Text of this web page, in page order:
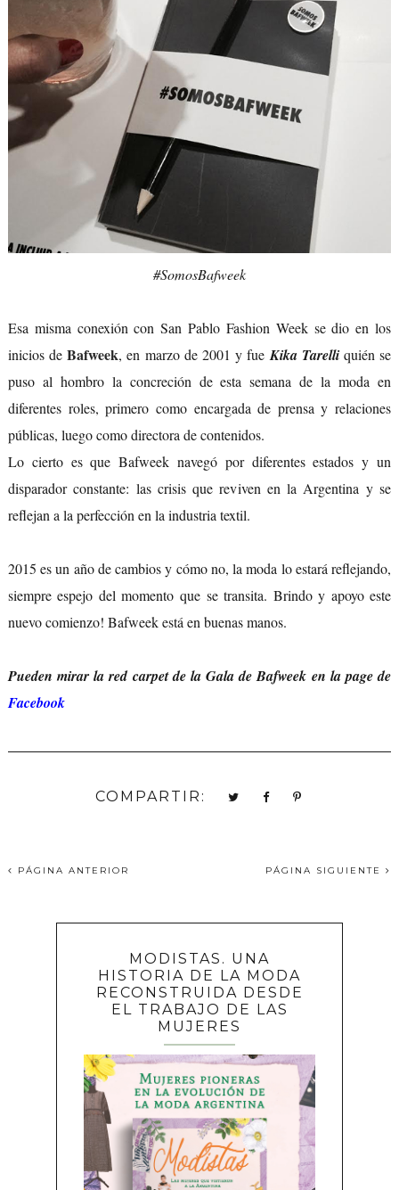
#SomosBafweek
Esa misma conexión con San Pablo Fashion Week se dio en los
inicios deBafweek, en marzo de 2001 y fue Kika Tarelliquién se
puso al hombro la concreción de esta semana de la moda en
diferentes roles, primero como encargada de prensa y relaciones
públicas, luego como directora de contenidos.
Lo cierto es que Bafweek navegó por diferentes estados y un
disparador constante: las crisis que reviven en la Argentina y se
reflejan a la perfección en la industria textil.
2015 es un año de cambios y cómo no, la moda lo estará reflejando,
siempre espejo del momento que se transita. Brindo y apoyo este
nuevo comienzo! Bafweek está en buenas manos.
Pueden mirar la red carpet de la Gala de Bafweek en la page de
Facebook
COMPARTIR:
PÁGINA ANTERIOR PÁGINA SIGUIENTE
MODISTAS. UNA
HISTORIA DE LA MODA
RECONSTRUIDA DESDE
EL TRABAJO DE LAS
MUJERES